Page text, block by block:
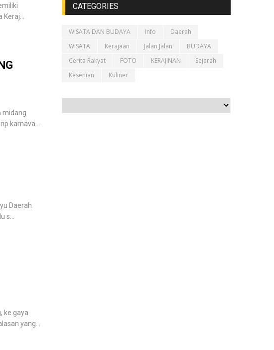
midang
karnava...
Daerah
s...
ke gaya
yang...
CATEGORIES
WISATA DAN BUDAYA Info
Daerah
WISATA
Kerajaan Jalan Jalan
BUDAYA
Cerita Rakyat
FOTO KERAJINAN
Sejarah
Kesenian
Kuliner